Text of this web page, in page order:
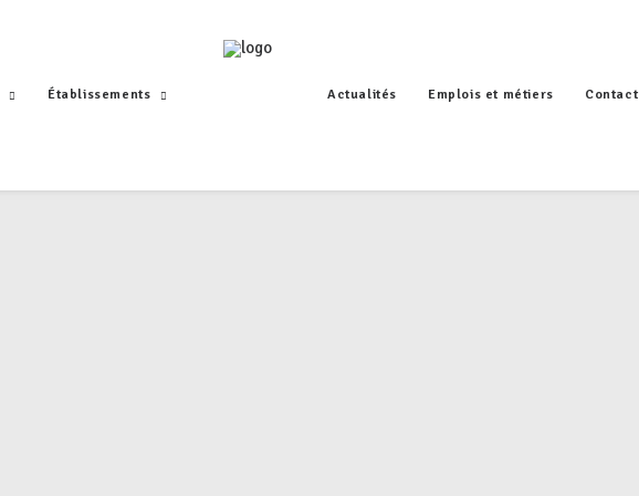
Établissements Actualités Emplois et métiers Contact